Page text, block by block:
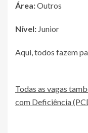
Área:Outros
Nível: Junior
Aqui, todos fazem
Todas as vagas
com Deficiência